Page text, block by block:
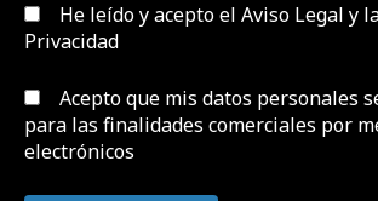
He leído y acepto el Aviso Legal y
Privacidad
Acepto que mis datos personales
para las finalidades comerciales por
electrónicos